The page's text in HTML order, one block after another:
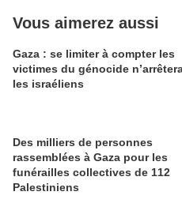
Vous aimerez aussi
Gaza : se limiter à compter les
victimes du génocide
les israéliens
Des milliers de personnes
rassemblées à Gaza pour les
funérailles collectives de 112
Palestiniens